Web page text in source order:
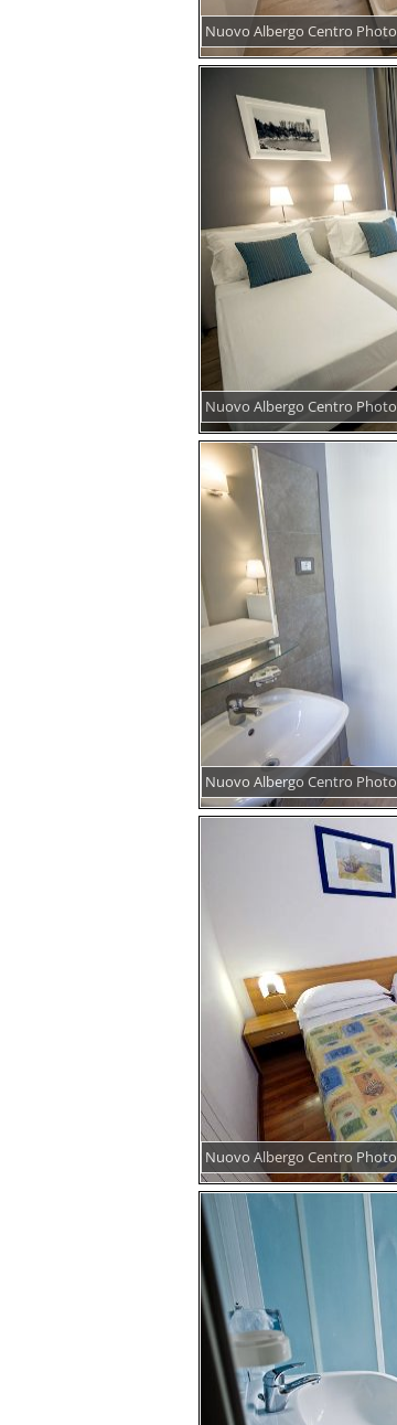
Nuovo Albergo Centro Photo
Nuovo Albergo Centro Photo
Nuovo Albergo Centro Photo
Nuovo Albergo Centro Photo